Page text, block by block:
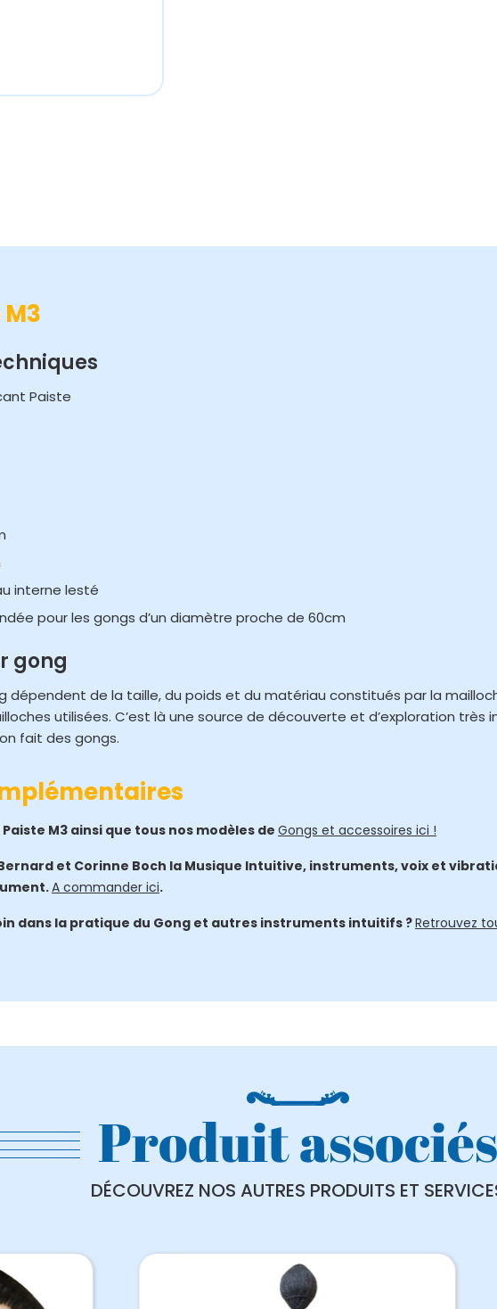
Paiste
interne lesté
pour les gongs d’un diamètre proche de 60cm
gong
dépendent de la taille, du poids et du matériau constitués par la
utilisées. C’est là une source de découverte et d’exploration
fait des gongs.
M3 ainsi que tous nos modèles de Gongs et accessoires ici !
et Corinne Boch la Musique Intuitive, instruments, voix et
A commander ici.
dans la pratique du Gong et autres instruments intuitifs ?Retrouvez
Produit associés
DÉCOUVREZ NOS AUTRES PRODUITS ET